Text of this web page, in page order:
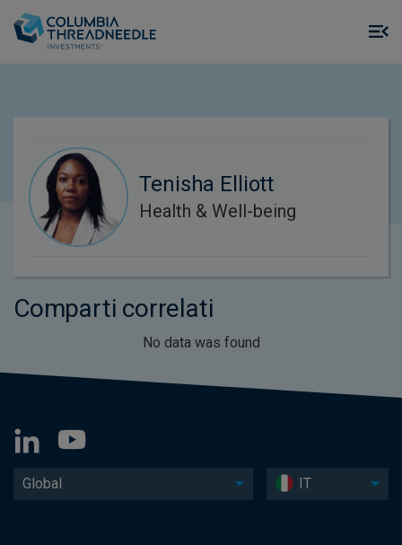
Tenisha Elliott
Health & Well-being
Comparti correlati
No data was found
Global IT